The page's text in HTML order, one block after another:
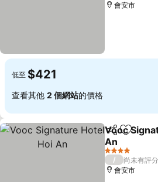
會安市
低至 $421
查看其他 2 個網站的價格
分享 加入我
Vooc
An
查看價格
4 星級
/
尚未有評分
會安市